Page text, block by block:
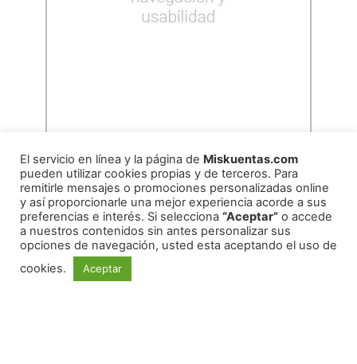
copyrightmiskuentas2026
Redes Sociales
El servicio en línea y la página de Miskuentas.com
pueden utilizar cookies propias y de terceros. Para
remitirle mensajes o promociones personalizadas online
y así proporcionarle una mejor experiencia acorde a sus
preferencias e interés. Si selecciona “Aceptar” o accede
a nuestros contenidos sin antes personalizar sus
opciones de navegación, usted esta aceptando el uso de
cookies.
Aceptar